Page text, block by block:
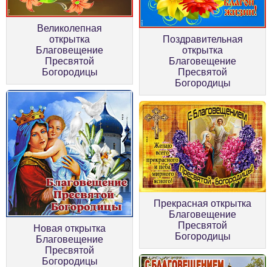
Великолепная
открытка
Благовещение
Пресвятой
Богородицы
Поздравительная
открытка
Благовещение
Пресвятой
Богородицы
Новая открытка
Благовещение
Пресвятой
Богородицы
Прекрасная открытка
Благовещение
Пресвятой
Богородицы